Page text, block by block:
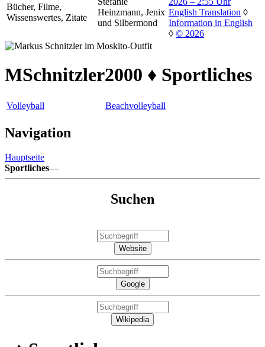
Bücher, Filme,
Wissenswertes, Zitate
Heinzmann, Jenix
und Silbermond
English Translation ◊
Information in English
◊ © 2026
MSchnitzler2000 ♦ Sportliches
Volleyball Beachvolleyball
Navigation
Hauptseite
Sportliches—
Suchen
Website
Google
Wikipedia